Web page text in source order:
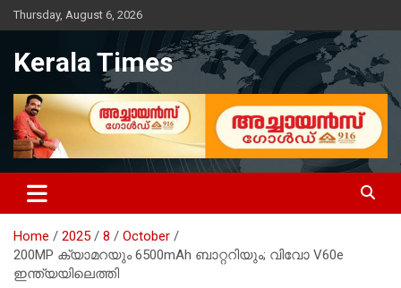
Skip
to
Thursday, August 6, 2026
Kerala Times
Home 2025 8
October
200MP ക്യാമറയും 6500mAh ബാറ്ററിയും; വിവോ V60e
ഇന്ത്യയിലെത്തി